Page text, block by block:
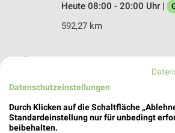
Heute 08:00 - 20:00 Uhr |
592,27 km
78628 Rottweil
Heute 08:00 - 20:00 Uhr |
Datenschutzeinstellungen
Durch Klicken auf die Schaltfläche
Standardeinstellung nur für unbedingt
beibehalten.